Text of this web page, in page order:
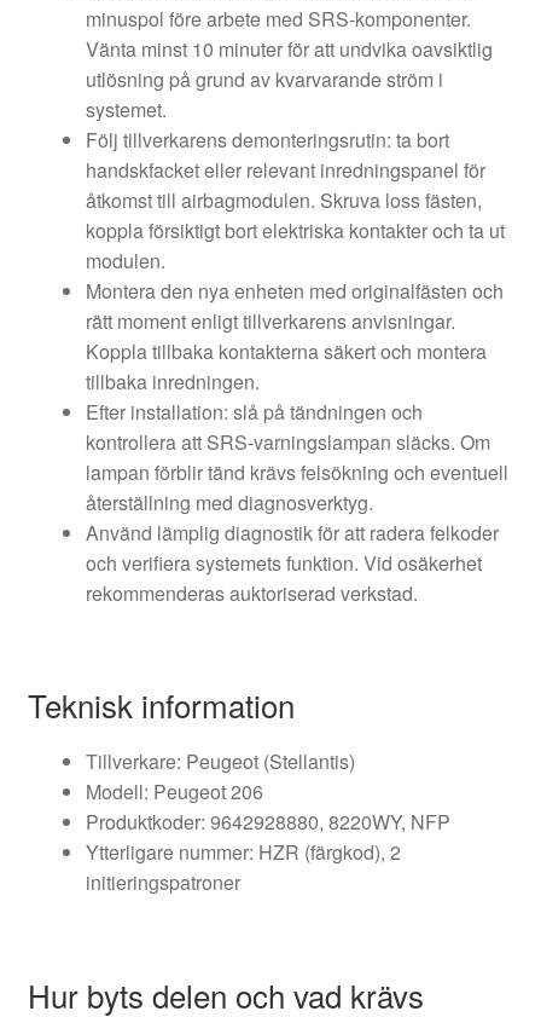
minuspol före arbete med SRS-komponenter.
Vänta minst 10 minuter för att undvika oavsiktlig
utlösning på grund av kvarvarande ström i
systemet.
Följ tillverkarens demonteringsrutin: ta bort
handskfacket eller relevant inredningspanel för
åtkomst till airbagmodulen. Skruva loss fästen,
koppla försiktigt bort elektriska kontakter och ta ut
modulen.
Montera den nya enheten med originalfästen och
rätt moment enligt tillverkarens anvisningar.
Koppla tillbaka kontakterna säkert och montera
tillbaka inredningen.
Efter installation: slå på tändningen och
kontrollera att SRS-varningslampan släcks. Om
lampan förblir tänd krävs felsökning och eventuell
återställning med diagnosverktyg.
Använd lämplig diagnostik för att radera felkoder
och verifiera systemets funktion. Vid osäkerhet
rekommenderas auktoriserad verkstad.
Teknisk information
Tillverkare: Peugeot (Stellantis)
Modell: Peugeot 206
Produktkoder: 9642928880, 8220WY, NFP
Ytterligare nummer: HZR (färgkod), 2
initieringspatroner
Hur byts delen och vad krävs